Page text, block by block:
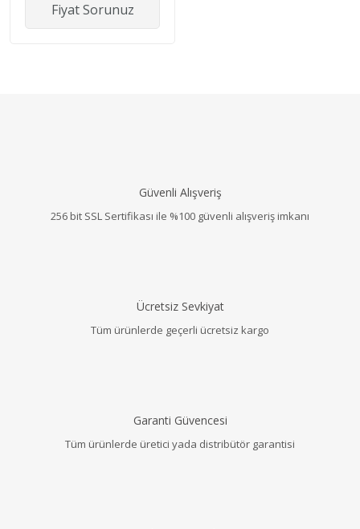
Fiyat Sorunuz
Güvenli Alışveriş
256 bit SSL Sertifikası ile %100 güvenli alışveriş imkanı
Ücretsiz Sevkiyat
Tüm ürünlerde geçerli ücretsiz kargo
Garanti Güvencesi
Tüm ürünlerde üretici yada distribütör garantisi